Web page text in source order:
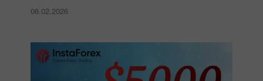
06.02.2026